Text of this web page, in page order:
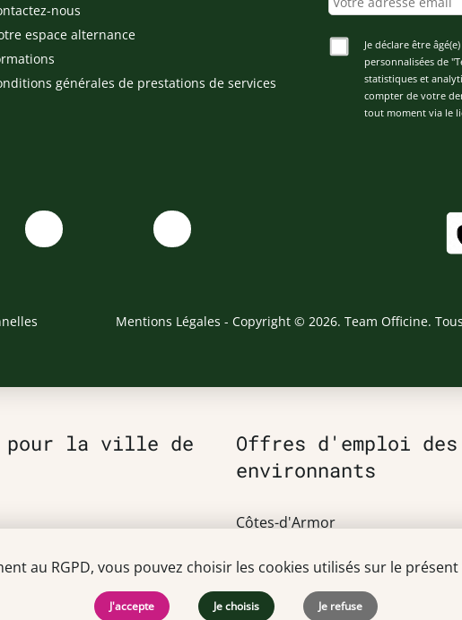
nous
espace alternance
générales de prestations de services
Je déclare être
personnalisées de
statistiques et
compter de votre
tout moment via le
Mentions Légales - Copyright © 2026. Team Officine.
pour la ville de
Offres d'emploi des
environnants
Côtes-d'Armor
Loire-Atlantique
Mayenne
au RGPD, vous pouvez choisir les cookies utilisés sur le
J'accepte Je choisis Je refuse